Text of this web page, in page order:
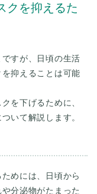
クを抑えるた
すが、日頃の生活
抑えることは可能
を下げるために、
いて解説します。
めには、日頃から
分泌物がたまった